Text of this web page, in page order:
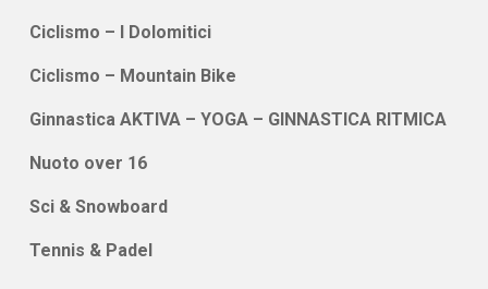
Ciclismo – I Dolomitici
Ciclismo – Mountain Bike
Ginnastica AKTIVA – YOGA – GINNASTICA RITMICA
Nuoto over 16
Sci & Snowboard
Tennis & Padel